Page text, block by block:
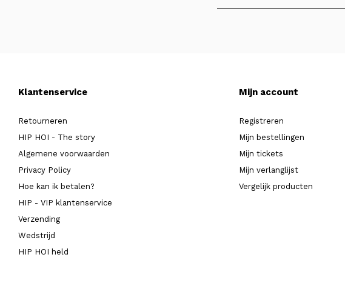
Klantenservice
Retourneren
HIP HOI - The story
Algemene voorwaarden
Privacy Policy
Hoe kan ik betalen?
HIP - VIP klantenservice
Verzending
Wedstrijd
HIP HOI held
Mijn account
Registreren
Mijn bestellingen
Mijn tickets
Mijn verlanglijst
Vergelijk producten